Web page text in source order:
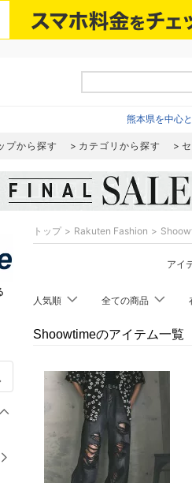
熊本県を中心
プから探す カテゴリから探す
トップ Rakuten Fashion
アイ
人気順 全ての商品
Shoowtimeのアイテム一覧